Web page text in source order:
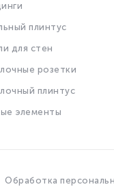
плинтус
для стен
розетки
плинтус
элементы
Обработка